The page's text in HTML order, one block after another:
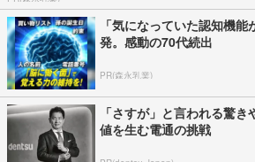
「気になっていた認知機
発。感動の70代続出
PR(森永乳業)
「さすが」と言われる驚
値を生む電通の挑戦